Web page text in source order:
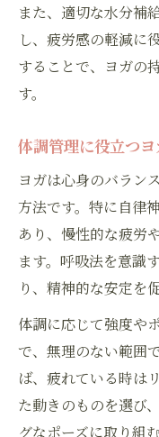
また、適切な水分補
し、疲労感の軽減に
することで、ヨガの
す。
体調管理に役立つ
ヨガは心身のバラン
方法です。特に自律
あり、慢性的な疲労
ます。呼吸法を意識
り、精神的な安定を
体調に応じて強度や
で、無理のない範囲
ば、疲れている時は
た動きのものを選び
グなポーズに取り組